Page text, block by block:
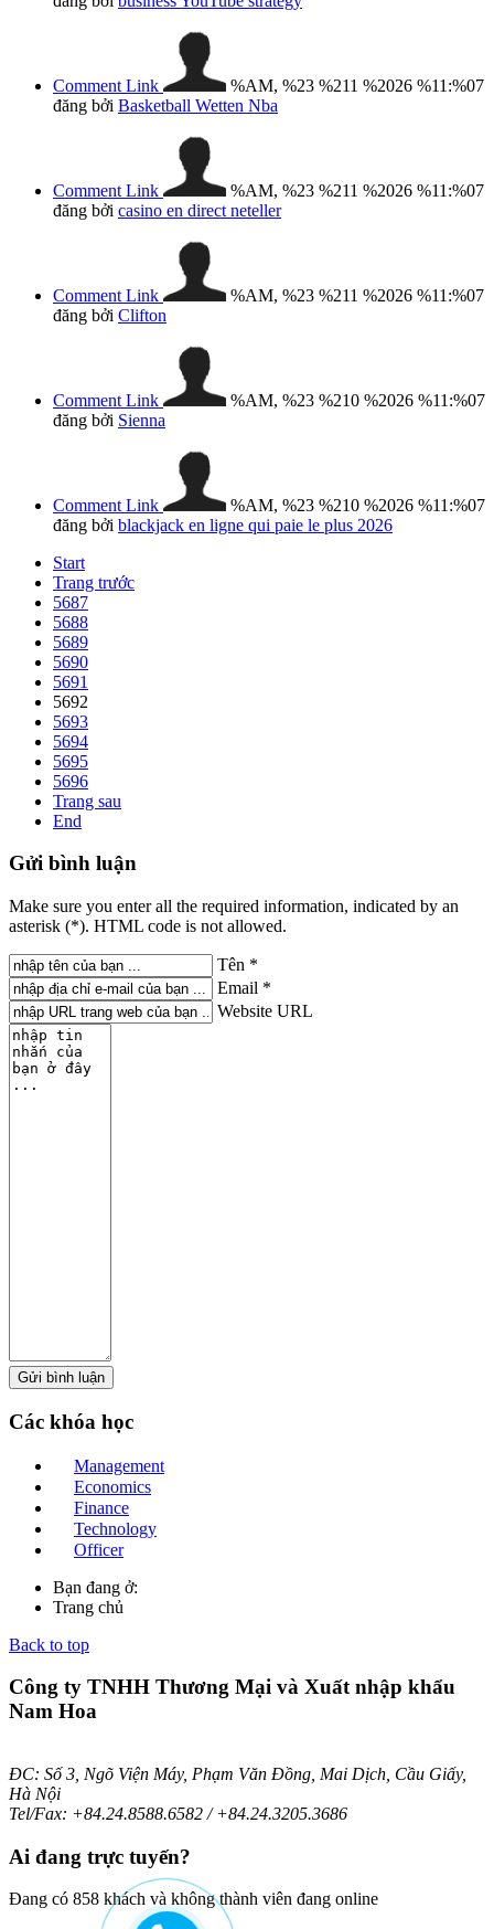
Comment Link
%AM, %23 %211 %2026 %11:%07
đăng bởi Basketball Wetten Nba
Comment Link
%AM, %23 %211 %2026 %11:%07
đăng bởi casino en direct neteller
Comment Link
%AM, %23 %211 %2026 %11:%07
đăng bởi Clifton
Comment Link
%AM, %23 %210 %2026 %11:%07
đăng bởi Sienna
Comment Link
%AM, %23 %210 %2026 %11:%07
đăng bởi blackjack en ligne qui paie le plus 2026
Start
Trang trước
5687
5688
5689
5690
5691
5692
5693
5694
5695
5696
Trang sau
End
Gửi bình luận
Make sure you enter all the required information, indicated by an
asterisk (*). HTML code is not allowed.
Tên *
Email *
Website URL
Các khóa học
Management
Economics
Finance
Technology
Officer
Bạn đang ở:
Trang chủ
Back to top
Công ty TNHH Thương Mại và Xuất nhập khẩu
Nam Hoa
ĐC: Số 3, Ngõ Viện Máy, Phạm Văn Đồng, Mai Dịch, Cầu Giấy,
Hà Nội
Tel/Fax: +84.24.8588.6582 / +84.24.3205.3686
Ai đang trực tuyến?
Đang có 858 khách và không thành viên đang online